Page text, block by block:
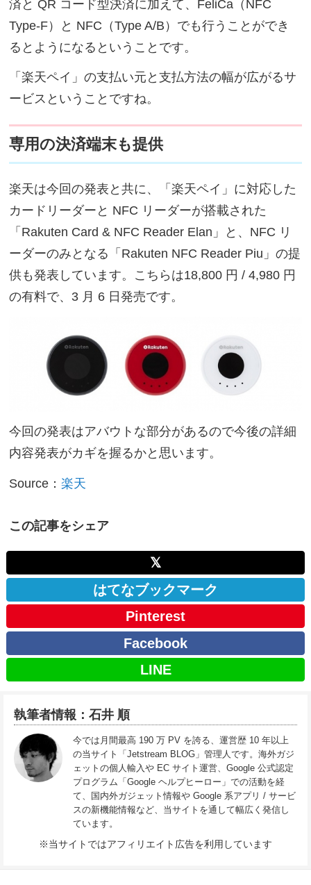
済と QR コード型決済に加えて、FeliCa（NFC
Type-F）と NFC（Type A/B）でも行うことができ
るとようになるということです。
「楽天ペイ」の支払い元と支払方法の幅が広がるサ
ービスということですね。
専用の決済端末も提供
楽天は今回の発表と共に、「楽天ペイ」に対応した
カードリーダーと NFC リーダーが搭載された
「Rakuten Card & NFC Reader Elan」と、NFC リ
ーダーのみとなる「Rakuten NFC Reader Piu」の提
供も発表しています。こちらは18,800 円 / 4,980 円
の有料で、3 月 6 日発売です。
今回の発表はアバウトな部分があるので今後の詳細
内容発表がカギを握るかと思います。
Source：楽天
この記事をシェア
𝕏
はてなブックマーク
Pinterest
Facebook
LINE
執筆者情報：石井 順
今では月間最高 190 万 PV を誇る、運営歴 10 年以上
の当サイト「Jetstream BLOG」管理人です。海外ガジ
ェットの個人輸入や EC サイト運営、Google 公式認定
プログラム「Google ヘルプヒーロー」での活動を経
て、国内外ガジェット情報や Google 系アプリ / サービ
スの新機能情報など、当サイトを通して幅広く発信し
ています。
※当サイトではアフィリエイト広告を利用しています